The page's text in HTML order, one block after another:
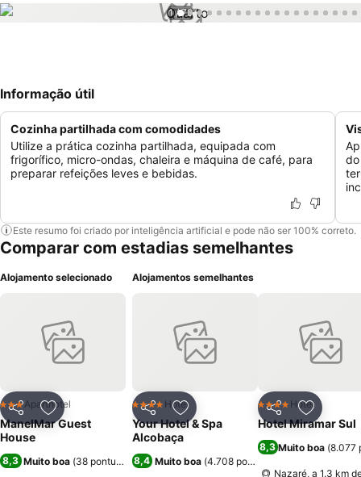
1 / 79
Informação útil
Cozinha partilhada com comodidades
Utilize a prática cozinha partilhada, equipada com
frigorífico, micro-ondas, chaleira e máquina de café, para
preparar refeições leves e bebidas.
Este resumo foi criado por inteligência artificial e pode não ser 100% correto.
Comparar com estadias semelhantes
Alojamento selecionado
PartilharAdicionar aos favoritos
3 EstrelasAparthotel
ManelMar Guest
House
8,3 Muito boa (38 pontuações)
Alojamentos semelhantes
PartilharAdicionar aos favoritos
4 EstrelasHotel
Your Hotel & Spa
Alcobaça
8,4 Muito boa (4.708 pontuações
Partilhar
4 EstrelasHotel
Hotel Miramar Sul
8,3Muito boa (8.077
Nazaré, a 1.3 km